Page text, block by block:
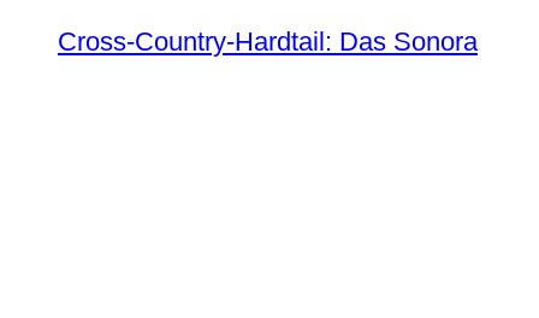
Cross-Country-Hardtail: Das Sonora